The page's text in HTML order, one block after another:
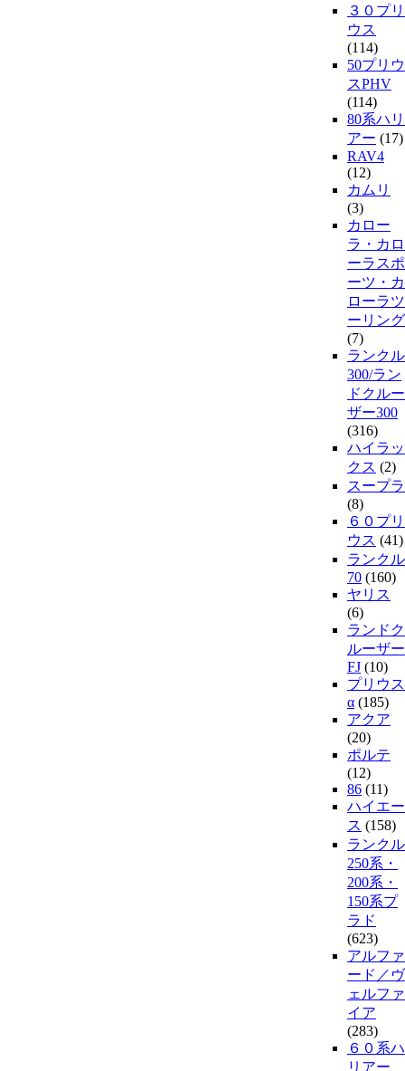
３０プリ
ウス
(114)
50プリウ
スPHV
(114)
80系ハリ
アー (17)
RAV4
(12)
カムリ
(3)
カロー
ラ・カロ
ーラスポ
ーツ・カ
ローラツ
ーリング
(7)
ランクル
300/ラン
ドクルー
ザー300
(316)
ハイラッ
クス (2)
スープラ
(8)
６０プリ
ウス (41)
ランクル
70 (160)
ヤリス
(6)
ランドク
ルーザー
FJ (10)
プリウス
α (185)
アクア
(20)
ポルテ
(12)
86 (11)
ハイエー
ス (158)
ランクル
250系・
200系・
150系プ
ラド
(623)
アルファ
ード／ヴ
ェルファ
イア
(283)
６０系ハ
リアー